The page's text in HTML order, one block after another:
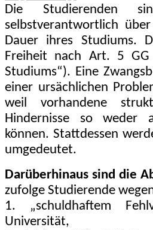
Die Studierenden
selbstverantwortlich
Dauer ihres Studiums.
Freiheit nach Art. 5
Studiums“). Eine
einer ursächlichen
weil vorhandene
Hindernisse so weder
können. Stattdessen
umgedeutet.
Darüberhinaus sind die
zufolge Studierende
1. „schuldhaftem
Universität,